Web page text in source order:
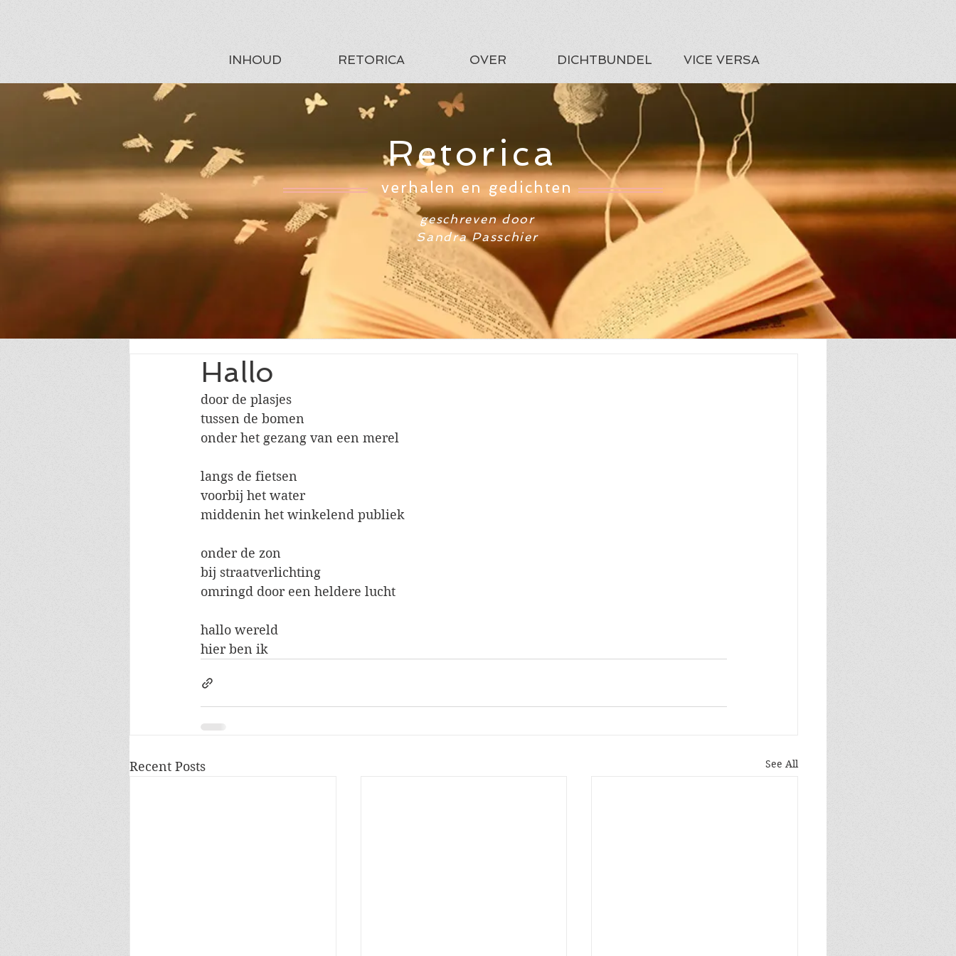
INHOUD RETORICA OVER DICHTBUNDEL VICE VERSA
Retorica
verhalen en gedichten
geschreven door
Sandra Passchier
Hallo
door de plasjes
tussen de bomen
onder het gezang van een merel
langs de fietsen
voorbij het water
middenin het winkelend publiek
onder de zon
bij straatverlichting
omringd door een heldere lucht
hallo wereld
hier ben ik
Recent Posts See All